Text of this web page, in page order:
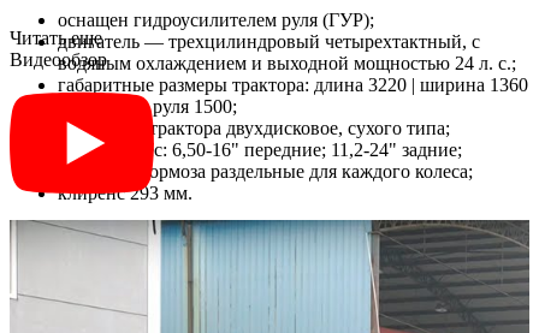
оснащен гидроусилителем руля (ГУР);
двигатель — трехцилиндровый четырехтактный, с
водяным охлаждением и выходной мощностью 24 л. с.;
габаритные размеры трактора: длина 3220 | ширина 1360
| высота до руля 1500;
сцепление трактора двухдисковое, сухого типа;
размер колес: 6,50-16" передние; 11,2-24" задние;
дисковые тормоза раздельные для каждого колеса;
клиренс 293 мм.
Шасси предусматривает использования фронтального
погрузчика, а также экскаваторную установку. Трактор
оборудован трехточечной системой крепления навесного
оборудования первого класса и двухскоростным валом отбора
мощности 540/1000 об/мин. Трактор агрегатирует навесное
Читать еще
Видеообзор